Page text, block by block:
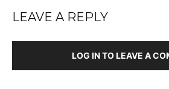
LEAVE A REPLY
LOG IN TO LEAVE A